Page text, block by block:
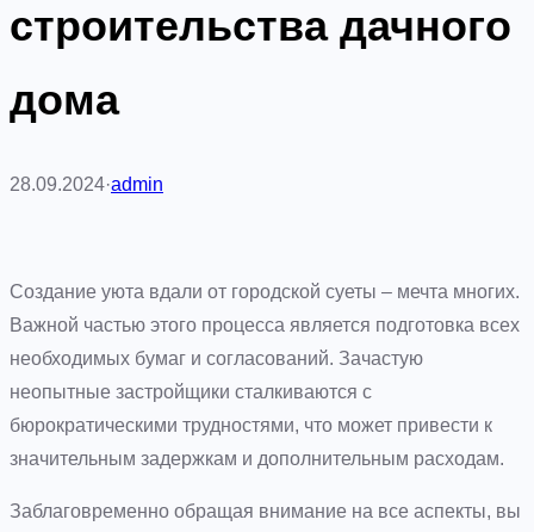
строительства дачного
дома
28.09.2024·admin
Создание уюта вдали от городской суеты – мечта многих.
Важной частью этого процесса является подготовка всех
необходимых бумаг и согласований. Зачастую
неопытные застройщики сталкиваются с
бюрократическими трудностями, что может привести к
значительным задержкам и дополнительным расходам.
Заблаговременно обращая внимание на все аспекты, вы